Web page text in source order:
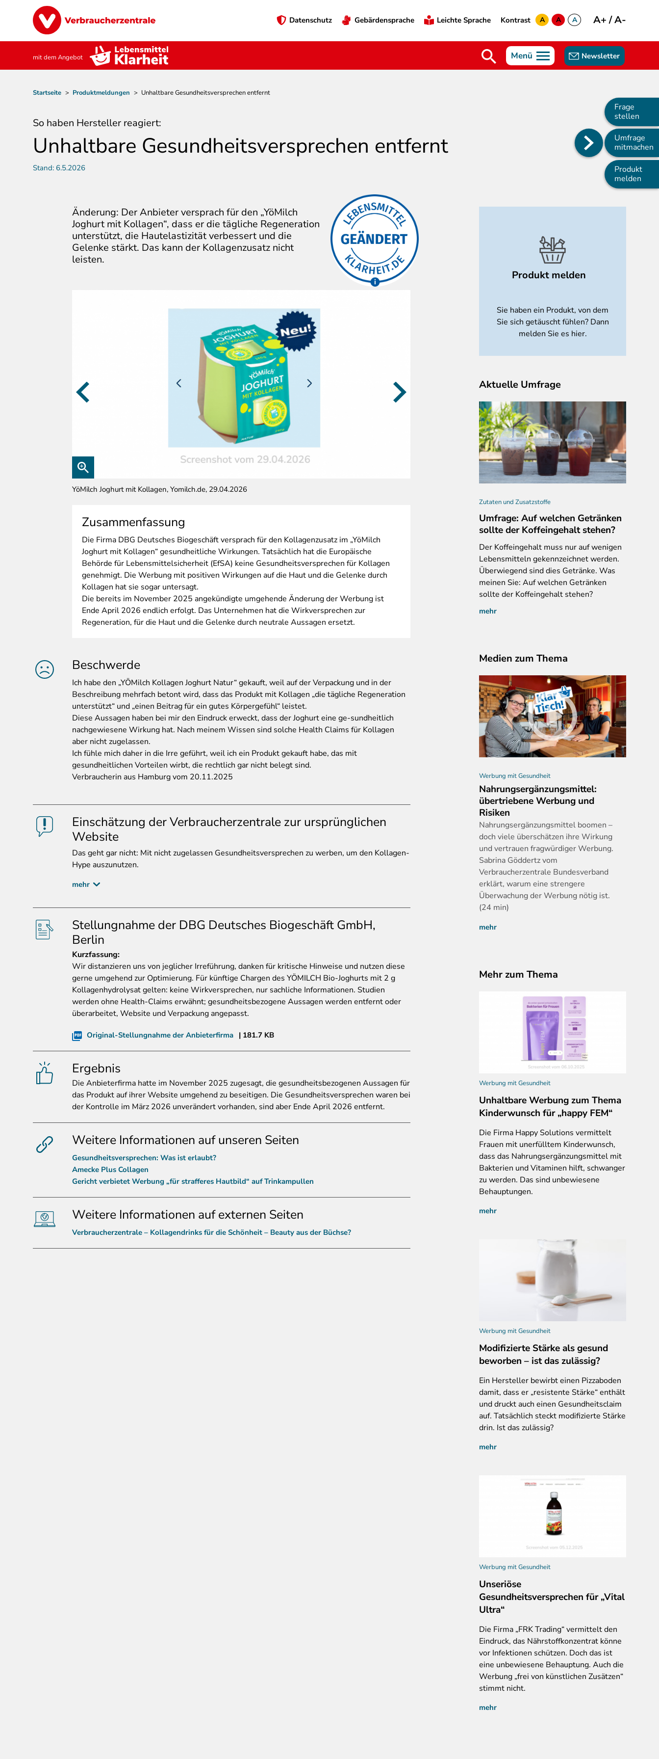
Image
Preheader
Datenschutz Gebärdensprache Leichte Sprache Kontrast
A
A
A
A+/A-
mit dem Angebot Menü Newsletter
Pfadnavigation
Startseite > Produktmeldungen > Unhaltbare Gesundheitsversprechen entfernt
Main
navigation
Frage
stellen
Umfrage
mitmachen
Produkt
melden
So haben Hersteller reagiert:
Unhaltbare Gesundheitsversprechen entfernt
Stand: 6.5.2026
Änderung: Der Anbieter versprach für den „YöMilch
Joghurt mit Kollagen“, dass er die tägliche Regeneration
unterstützt, die Hautelastizität verbessert und die
Gelenke stärkt. Das kann der Kollagenzusatz nicht
leisten.
Die
Firma hat die
kritisierten
Aussagen/Bilder
YöMilch Joghurt mit Kollagen, Yomilch.de, 29.04.2026
Zusammenfassung
Die Firma DBG Deutsches Biogeschäft versprach für den Kollagenzusatz im „YöMilch
Joghurt mit Kollagen“ gesundheitliche Wirkungen. Tatsächlich hat die Europäische
Behörde für Lebensmittelsicherheit (EfSA) keine Gesundheitsversprechen für Kollagen
genehmigt. Die Werbung mit positiven Wirkungen auf die Haut und die Gelenke durch
Kollagen hat sie sogar untersagt.
Die bereits im November 2025 angekündigte umgehende Änderung der Werbung ist
Ende April 2026 endlich erfolgt. Das Unternehmen hat die Wirkversprechen zur
Regeneration, für die Haut und die Gelenke durch neutrale Aussagen ersetzt.
Beschwerde
Ich habe den „YÖMilch Kollagen Joghurt Natur“ gekauft, weil auf der Verpackung und in der
Beschreibung mehrfach betont wird, dass das Produkt mit Kollagen „die tägliche Regeneration
unterstützt“ und „einen Beitrag für ein gutes Körpergefühl“ leistet.
Diese Aussagen haben bei mir den Eindruck erweckt, dass der Joghurt eine ge-sundheitlich
nachgewiesene Wirkung hat. Nach meinem Wissen sind solche Health Claims für Kollagen
aber nicht zugelassen.
Ich fühle mich daher in die Irre geführt, weil ich ein Produkt gekauft habe, das mit
gesundheitlichen Vorteilen wirbt, die rechtlich gar nicht belegt sind.
Verbraucherin aus Hamburg vom 20.11.2025
Einschätzung der Verbraucherzentrale zur ursprünglichen
Website
Das geht gar nicht: Mit nicht zugelassen Gesundheitsversprechen zu werben, um den Kollagen-
Hype auszunutzen.
mehr
Stellungnahme der DBG Deutsches Biogeschäft GmbH,
Berlin
Kurzfassung:
Wir distanzieren uns von jeglicher Irreführung, danken für kritische Hinweise und nutzen diese
gerne umgehend zur Optimierung. Für künftige Chargen des YÖMILCH Bio-Joghurts mit 2 g
Kollagenhydrolysat gelten: keine Wirkversprechen, nur sachliche Informationen. Studien
werden ohne Health-Claims erwähnt; gesundheitsbezogene Aussagen werden entfernt oder
überarbeitet, Website und Verpackung angepasst.
Original-Stellungnahme der Anbieterfirma 181.7 KB
Ergebnis
Die Anbieterfirma hatte im November 2025 zugesagt, die gesundheitsbezogenen Aussagen für
das Produkt auf ihrer Website umgehend zu beseitigen. Die Gesundheitsversprechen waren bei
der Kontrolle im März 2026 unverändert vorhanden, sind aber Ende April 2026 entfernt.
Weitere Informationen auf unseren Seiten
Gesundheitsversprechen: Was ist erlaubt?
Amecke Plus Collagen
Gericht verbietet Werbung „für strafferes Hautbild“ auf Trinkampullen
Weitere Informationen auf externen Seiten
Verbraucherzentrale – Kollagendrinks für die Schönheit – Beauty aus der Büchse?
Produkt melden
Sie haben ein Produkt, von dem
Sie sich getäuscht fühlen? Dann
melden Sie es hier.
Aktuelle Umfrage
Zutaten und Zusatzstoffe
Umfrage: Auf welchen Getränken
sollte der Koffeingehalt stehen?
Der Koffeingehalt muss nur auf wenigen
Lebensmitteln gekennzeichnet werden.
Überwiegend sind dies Getränke. Was
meinen Sie: Auf welchen Getränken
sollte der Koffeingehalt stehen?
mehr
Medien zum Thema
Werbung mit Gesundheit
Nahrungsergänzungsmittel:
übertriebene Werbung und
Risiken
Nahrungsergänzungsmittel boomen –
doch viele überschätzen ihre Wirkung
und vertrauen fragwürdiger Werbung.
Sabrina Göddertz vom
Verbraucherzentrale Bundesverband
erklärt, warum eine strengere
Überwachung der Werbung nötig ist.
(24 min)
mehr
Mehr zum Thema
Werbung mit Gesundheit
Unhaltbare Werbung zum Thema
Kinderwunsch für „happy FEM“
Die Firma Happy Solutions vermittelt
Frauen mit unerfülltem Kinderwunsch,
dass das Nahrungsergänzungsmittel mit
Bakterien und Vitaminen hilft, schwanger
zu werden. Das sind unbewiesene
Behauptungen.
mehr
Werbung mit Gesundheit
Modifizierte Stärke als gesund
beworben – ist das zulässig?
Ein Hersteller bewirbt einen Pizzaboden
damit, dass er „resistente Stärke“ enthält
und druckt auch einen Gesundheitsclaim
auf. Tatsächlich steckt modifizierte Stärke
drin. Ist das zulässig?
mehr
Werbung mit Gesundheit
Unseriöse
Gesundheitsversprechen für „Vital
Ultra“
Die Firma „FRK Trading“ vermittelt den
Eindruck, das Nährstoffkonzentrat könne
vor Infektionen schützen. Doch das ist
eine unbewiesene Behauptung. Auch die
Werbung „frei von künstlichen Zusätzen“
stimmt nicht.
mehr